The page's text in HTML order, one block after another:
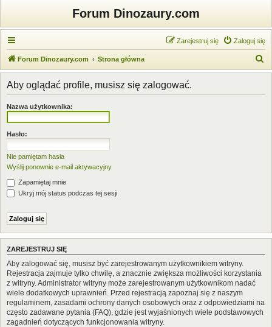
Forum Dinozaury.com
Zaloguj się
Zarejestruj się
Forum Dinozaury.com Strona główna
z
Aby oglądać profile, musisz się zalogować.
Nazwa użytkownika:
Hasło:
Nie pamiętam hasła
Wyślij ponownie e-mail aktywacyjny
Zapamiętaj mnie
Ukryj mój status podczas tej sesji
ZAREJESTRUJ SIĘ
Aby zalogować się, musisz być zarejestrowanym użytkownikiem witryny.
Rejestracja zajmuje tylko chwilę, a znacznie zwiększa możliwości korzystania
z witryny. Administrator witryny może zarejestrowanym użytkownikom nadać
wiele dodatkowych uprawnień. Przed rejestracją zapoznaj się z naszym
regulaminem, zasadami ochrony danych osobowych oraz z odpowiedziami na
często zadawane pytania (FAQ), gdzie jest wyjaśnionych wiele podstawowych
zagadnień dotyczących funkcjonowania witryny.